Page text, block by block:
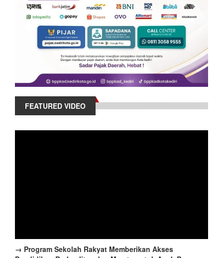
FEATURED VIDEO
→ Program Sekolah Rakyat Memberikan Akses